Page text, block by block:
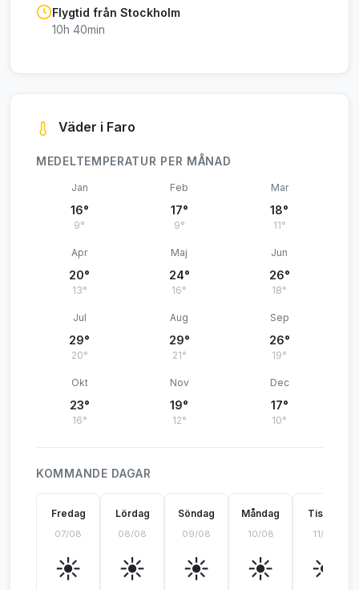
Flygtid från Stockholm
10h 40min
Väder i Faro
MEDELTEMPERATUR PER MÅNAD
Jan
16°
9°
Feb
17°
9°
Mar
18°
11°
Apr
20°
13°
Maj
24°
16°
Jun
26°
18°
Jul
29°
20°
Aug
29°
21°
Sep
26°
19°
Okt
23°
16°
Nov
19°
12°
Dec
17°
10°
KOMMANDE DAGAR
Fredag
07/08
☀️
Lördag
08/08
☀️
Söndag
09/08
☀️
Måndag
10/08
☀️
Tisdag
11/08
☀️